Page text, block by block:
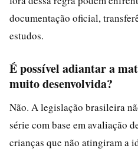
documentação oficial,
estudos.
É possível adiantar a
muito desenvolvida?
Não. A legislação brasileira
série com base em avaliação
crianças que não atingiram a